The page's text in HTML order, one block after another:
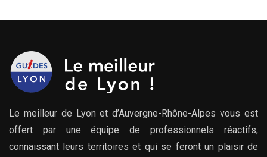
Le meilleur de Lyon et d’Auvergne-Rhône-Alpes vous est
offert par une équipe de professionnels réactifs,
connaissant leurs territoires et qui se feront un plaisir de